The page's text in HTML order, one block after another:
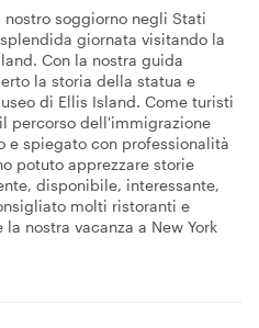
soggiorno negli Stati
giornata visitando la
Con la nostra guida
la storia della statua e
di Ellis Island. Come turisti
percorso dell'immigrazione
e spiegato con professionalità
potuto apprezzare storie
disponibile, interessante,
molti ristoranti e
nostra vacanza a New York